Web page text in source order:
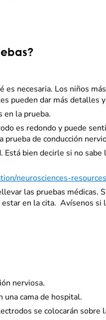
necesaria. Los niños
pueden dar más detalles
en la prueba.
es redondo y puede
de conducción
bien decirle si no
neurosciences-resources
las pruebas médicas.
en la cita. Avísenos
nerviosa.
una cama de hospital.
se colocarán